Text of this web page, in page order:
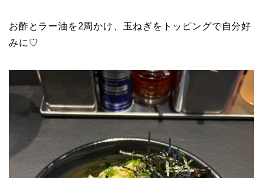
お酢とラー油を2周かけ、玉ねぎをトッピングで自分好
みに♡